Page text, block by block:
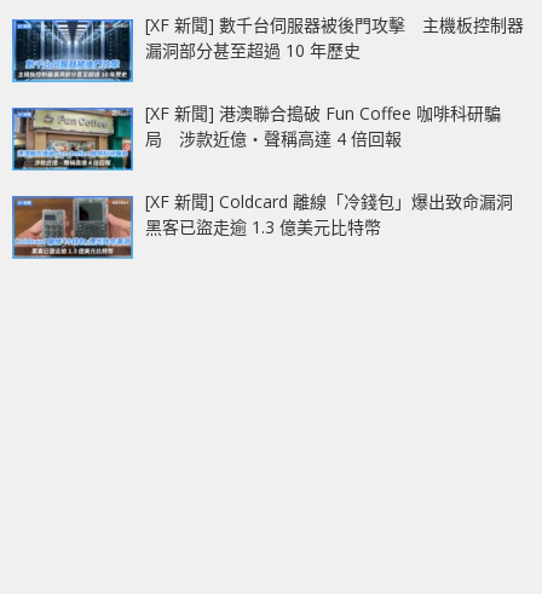
[XF 新聞] 數千台伺服器被後門攻擊 主機板控制器
漏洞部分甚至超過 10 年歷史
[XF 新聞] 港澳聯合搗破 Fun Coffee 咖啡科研騙
局 涉款近億‧聲稱高達 4 倍回報
[XF 新聞] Coldcard 離線「冷錢包」爆出致命漏洞
黑客已盜走逾 1.3 億美元比特幣